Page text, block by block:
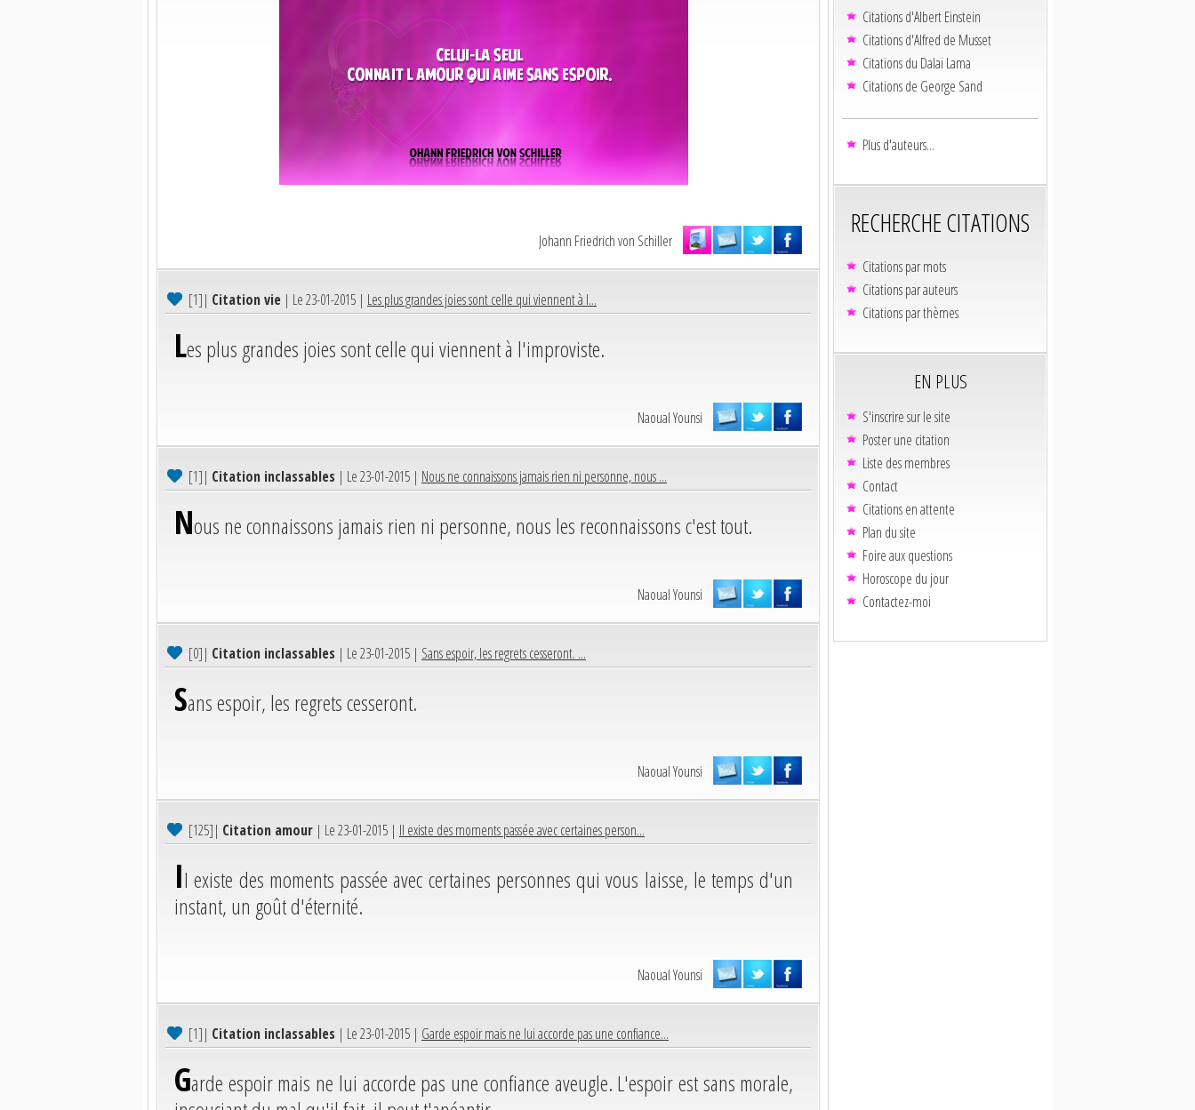
Johann Friedrich von Schiller
[1]| Citation vie | Le 23-01-2015 | Les plus grandes joies sont celle qui viennent à l...
Les plus grandes joies sont celle qui viennent à l'improviste.
Naoual Younsi
[1]| Citation inclassables | Le 23-01-2015 | Nous ne connaissons jamais rien ni personne, nous ...
Nous ne connaissons jamais rien ni personne, nous les reconnaissons c'est tout.
Naoual Younsi
[0]| Citation inclassables | Le 23-01-2015 | Sans espoir, les regrets cesseront. ...
Sans espoir, les regrets cesseront.
Naoual Younsi
[125]| Citation amour | Le 23-01-2015 | II existe des moments passée avec certaines person...
II existe des moments passée avec certaines personnes qui vous laisse, le temps d'un
instant, un goût d'éternité.
Naoual Younsi
[1]| Citation inclassables | Le 23-01-2015 | Garde espoir mais ne lui accorde pas une confiance...
Garde espoir mais ne lui accorde pas une confiance aveugle. L'espoir est sans morale,
Citations d'Albert Einstein
Citations d'Alfred de Musset
Citations du Dalaï Lama
Citations de George Sand
Plus d'auteurs...
RECHERCHE CITATIONS
Citations par mots
Citations par auteurs
Citations par thèmes
EN PLUS
S'inscrire sur le site
Poster une citation
Liste des membres
Contact
Citations en attente
Plan du site
Foire aux questions
Horoscope du jour
Contactez-moi